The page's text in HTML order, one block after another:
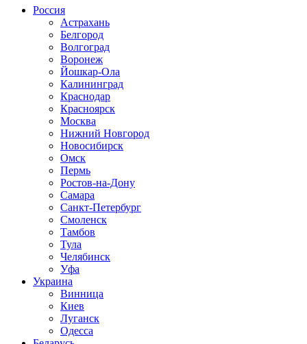
Россия
Астрахань
Белгород
Волгоград
Воронеж
Йошкар-Ола
Калининград
Краснодар
Красноярск
Москва
Нижний Новгород
Новосибирск
Омск
Пермь
Ростов-на-Дону
Самара
Санкт-Петербург
Смоленск
Тамбов
Тула
Челябинск
Уфа
Украина
Винница
Киев
Луганск
Одесса